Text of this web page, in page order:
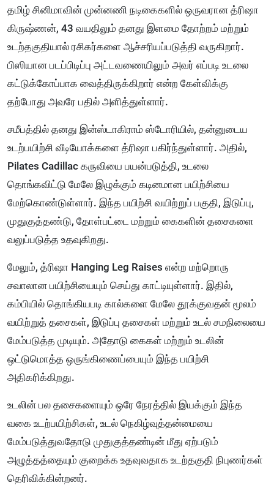
தமிழ் சினிமாவின் முன்னணி நடிகைகளில் ஒருவரான த்ரிஷா
கிருஷ்ணன், 43 வயதிலும் தனது இளமை தோற்றம் மற்றும்
உடற்தகுதியால் ரசிகர்களை ஆச்சரியப்படுத்தி வருகிறார்.
பிஸியான படப்பிடிப்பு அட்டவணையிலும் அவர் எப்படி உடலை
கட்டுக்கோப்பாக வைத்திருக்கிறார் என்ற கேள்விக்கு
தற்போது அவரே பதில் அளித்துள்ளார்.
சமீபத்தில் தனது இன்ஸ்டாகிராம் ஸ்டோரியில், தன்னுடைய
உடற்பயிற்சி வீடியோக்களை த்ரிஷா பகிர்ந்துள்ளார். அதில்,
Pilates Cadillac கருவியை பயன்படுத்தி, உடலை
தொங்கவிட்டு மேலே இழுக்கும் கடினமான பயிற்சியை
மேற்கொண்டுள்ளார். இந்த பயிற்சி வயிற்றுப் பகுதி, இடுப்பு,
முதுகுத்தண்டு, தோள்பட்டை மற்றும் கைகளின் தசைகளை
வலுப்படுத்த உதவுகிறது.
மேலும், த்ரிஷா Hanging Leg Raises என்ற மற்றொரு
சவாலான பயிற்சியையும் செய்து காட்டியுள்ளார். இதில்,
கம்பியில் தொங்கியபடி கால்களை மேலே தூக்குவதன் மூலம்
வயிற்றுத் தசைகள், இடுப்பு தசைகள் மற்றும் உடல் சமநிலையை
மேம்படுத்த முடியும். அதோடு கைகள் மற்றும் உடலின்
ஒட்டுமொத்த ஒருங்கிணைப்பையும் இந்த பயிற்சி
அதிகரிக்கிறது.
உடலின் பல தசைகளையும் ஒரே நேரத்தில் இயக்கும் இந்த
வகை உடற்பயிற்சிகள், உடல் நெகிழ்வுத்தன்மையை
மேம்படுத்துவதோடு முதுகுத்தண்டின் மீது ஏற்படும்
அழுத்தத்தையும் குறைக்க உதவுவதாக உடற்தகுதி நிபுணர்கள்
தெரிவிக்கின்றனர்.